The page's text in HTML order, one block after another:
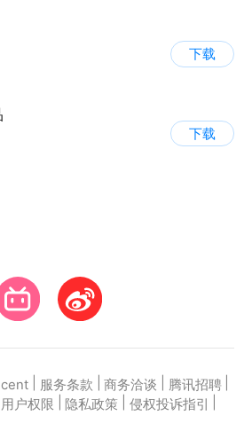
下载
下载
服务条款 商务洽谈 腾讯招聘
用户权限 隐私政策 侵权投诉指引